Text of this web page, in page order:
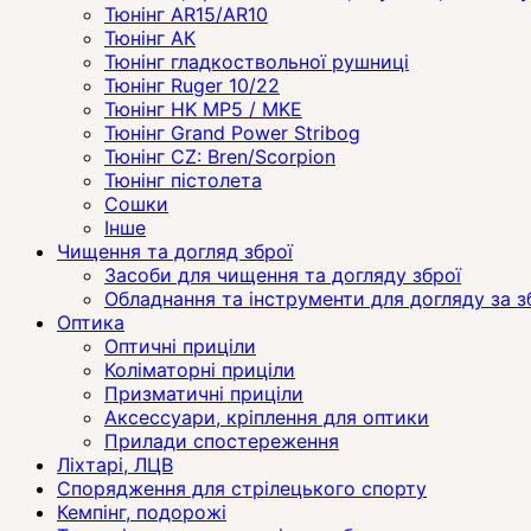
Тюнінг AR15/AR10
Тюнінг АК
Тюнінг гладкоствольної рушниці
Тюнінг Ruger 10/22
Тюнінг HK MP5 / MKE
Тюнінг Grand Power Stribog
Тюнінг CZ: Bren/Scorpion
Тюнінг пістолета
Сошки
Інше
Чищення та догляд зброї
Засоби для чищення та догляду зброї
Обладнання та інструменти для догляду за
Оптика
Оптичні приціли
Коліматорні приціли
Призматичні приціли
Аксессуари, кріплення для оптики
Прилади спостереження
Ліхтарі, ЛЦВ
Спорядження для стрілецького спорту
Кемпінг, подорожі